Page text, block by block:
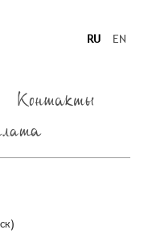
RU EN
Контакты